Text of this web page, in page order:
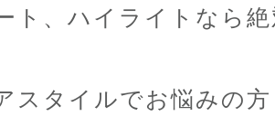
ト、ハイライトなら
スタイルでお悩みの